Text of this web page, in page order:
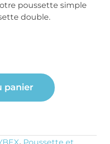
poussette simple
double.
panier